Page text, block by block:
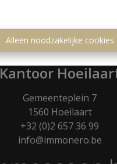
Alleen noodzakelijke cookies
Kantoor
Gemeenteplein 7
1560 Hoeilaart
+32 (0)2 657 36 99
info@immonero.be